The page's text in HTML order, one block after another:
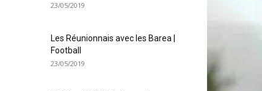
23/05/2019
Les Réunionnais avec les Barea |
Football
23/05/2019